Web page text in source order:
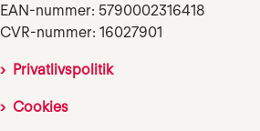
EAN-nummer: 5790002316418
CVR-nummer: 16027901
Privatlivspolitik
Cookies